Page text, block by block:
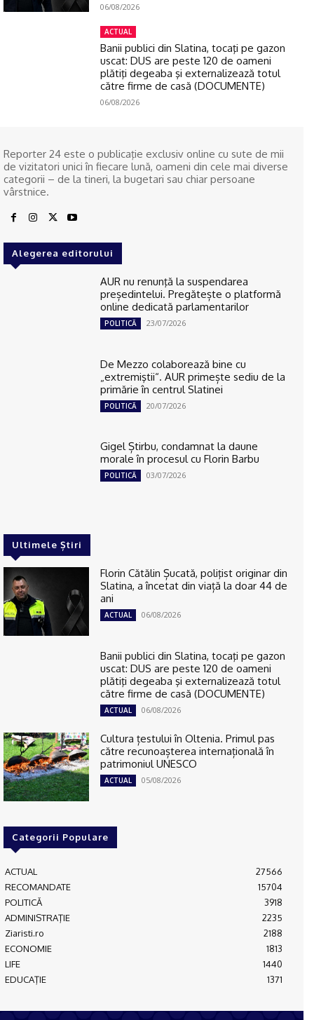
06/08/2026
ACTUAL
Banii publici din Slatina, tocaţi pe gazon
uscat: DUS are peste 120 de oameni
plătiţi degeaba şi externalizează totul
către firme de casă (DOCUMENTE)
06/08/2026
Reporter 24 este o publicaţie exclusiv online cu sute de mii
de vizitatori unici în fiecare lună, oameni din cele mai diverse
categorii – de la tineri, la bugetari sau chiar persoane
vârstnice.
Alegerea editorului
AUR nu renunţă la suspendarea
președintelui. Pregătește o platformă
online dedicată parlamentarilor
POLITICĂ 23/07/2026
De Mezzo colaborează bine cu
„extremiştii“. AUR primește sediu de la
primărie în centrul Slatinei
POLITICĂ 20/07/2026
Gigel Știrbu, condamnat la daune
morale în procesul cu Florin Barbu
POLITICĂ 03/07/2026
Ultimele Știri
Florin Cătălin Șucată, poliţist originar din
Slatina, a încetat din viață la doar 44 de
ani
ACTUAL 06/08/2026
Banii publici din Slatina, tocaţi pe gazon
uscat: DUS are peste 120 de oameni
plătiţi degeaba şi externalizează totul
către firme de casă (DOCUMENTE)
ACTUAL 06/08/2026
Cultura țestului în Oltenia. Primul pas
către recunoașterea internațională în
patrimoniul UNESCO
ACTUAL 05/08/2026
Categorii Populare
ACTUAL
27566
RECOMANDATE
15704
POLITICĂ
3918
ADMINISTRAŢIE
2235
Ziaristi.ro
2188
ECONOMIE
1813
LIFE
1440
EDUCAŢIE
1371